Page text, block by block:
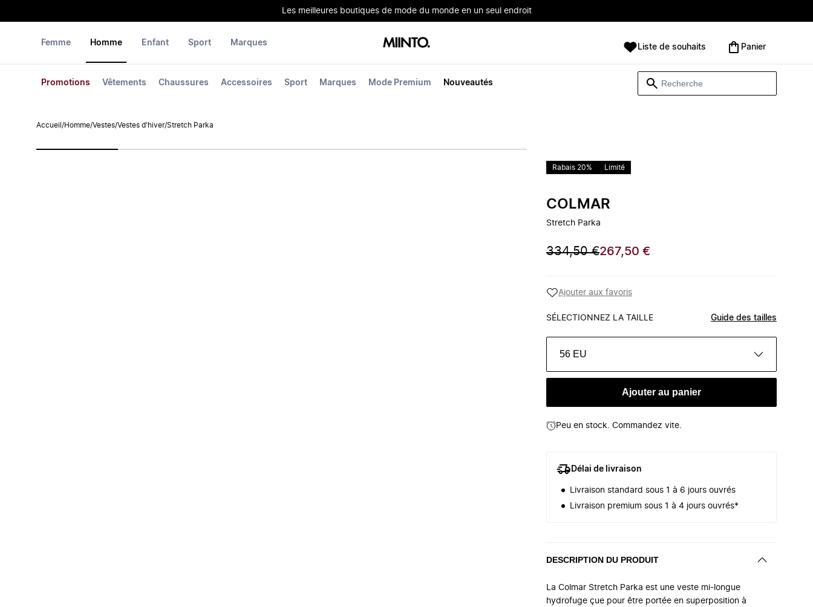
Les meilleures boutiques de mode du monde en un seul endroit
Femme Homme
Promotions Vêtements Chaussures Accessoires Sport Marques Mode Premium Nouveautés
Enfant Sport Marques Liste de souhaits Panier
Accueil /Homme/Vestes/Vestes d'hiver/Stretch Parka
Rabais 20% Limité
COLMAR
Stretch Parka
334,50 €267,50 €
Ajouter aux favoris
SÉLECTIONNEZ LA TAILLE Guide des tailles
56 EU
Ajouter au panier
Peu en stock. Commandez vite.
Délai de livraison
Livraison standard sous 1 à 6 jours ouvrés
Livraison premium sous 1 à 4 jours ouvrés*
DESCRIPTION DU PRODUIT
La Colmar Stretch Parka est une veste mi-longue
hydrofuge çue pour être portée en superposition à